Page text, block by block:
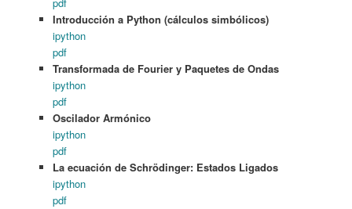
Introducción a Python (cálculos simbólicos)
ipython
pdf
Transformada de Fourier y Paquetes de Ondas
ipython
pdf
Oscilador Armónico
ipython
pdf
La ecuación de Schrödinger: Estados Ligados
ipython
pdf